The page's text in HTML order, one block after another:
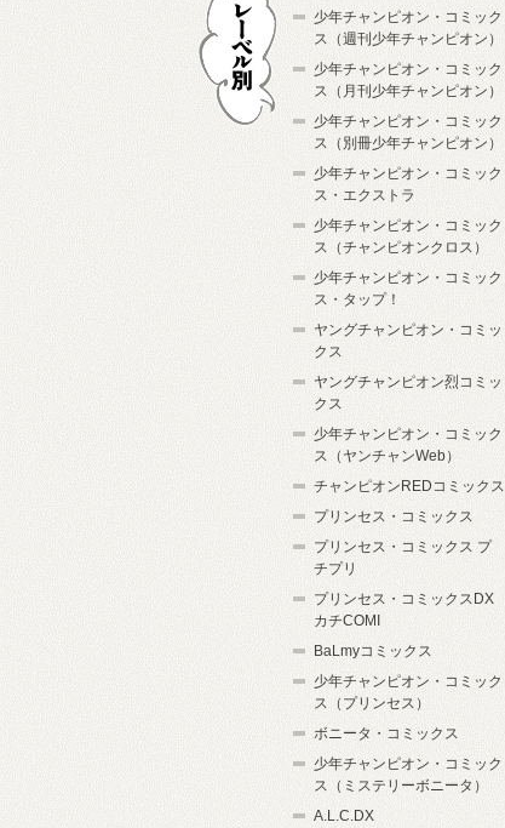
少年チャンピオン・コミック
ス（週刊少年チャンピオン）
少年チャンピオン・コミック
ス（月刊少年チャンピオン）
少年チャンピオン・コミック
ス（別冊少年チャンピオン）
少年チャンピオン・コミック
ス・エクストラ
少年チャンピオン・コミック
ス（チャンピオンクロス）
少年チャンピオン・コミック
ス・タップ！
ヤングチャンピオン・コミッ
クス
ヤングチャンピオン烈コミッ
クス
少年チャンピオン・コミック
ス（ヤンチャンWeb）
チャンピオンREDコミックス
プリンセス・コミックス
プリンセス・コミックス プ
チプリ
プリンセス・コミックスDX
カチCOMI
BaLmyコミックス
少年チャンピオン・コミック
ス（プリンセス）
ボニータ・コミックス
少年チャンピオン・コミック
ス（ミステリーボニータ）
A.L.C.DX